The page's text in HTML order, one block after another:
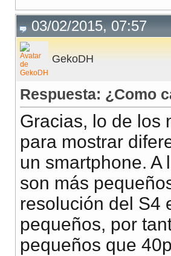
03/02/2015, 07:57
GekoDH
Respuesta: ¿Como
Gracias, lo de los
para mostrar
un smartphone. A
son más
resolución del S4
pequeños, por
pequeños que